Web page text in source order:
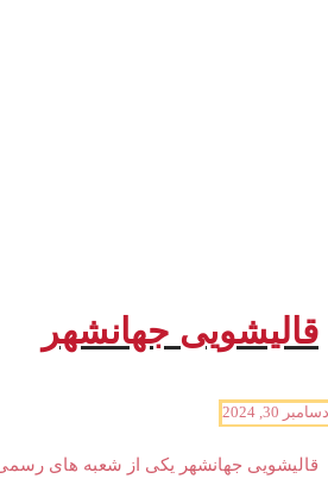
قالیشویی جهانشهر
دسامبر 30, 2024
قالیشویی جهانشهر یکی از شعبه های